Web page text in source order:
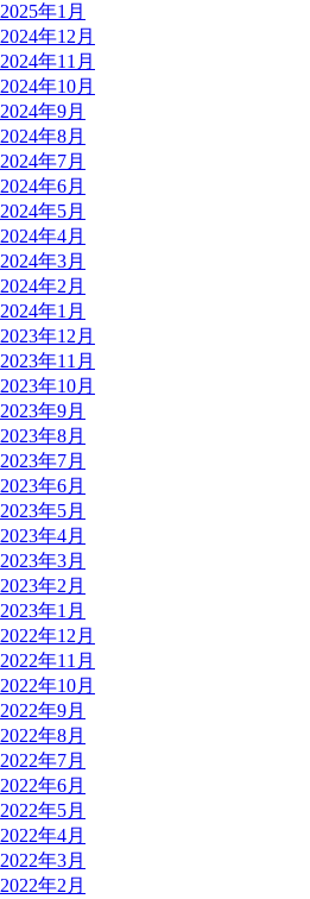
2025年1月
2024年12月
2024年11月
2024年10月
2024年9月
2024年8月
2024年7月
2024年6月
2024年5月
2024年4月
2024年3月
2024年2月
2024年1月
2023年12月
2023年11月
2023年10月
2023年9月
2023年8月
2023年7月
2023年6月
2023年5月
2023年4月
2023年3月
2023年2月
2023年1月
2022年12月
2022年11月
2022年10月
2022年9月
2022年8月
2022年7月
2022年6月
2022年5月
2022年4月
2022年3月
2022年2月